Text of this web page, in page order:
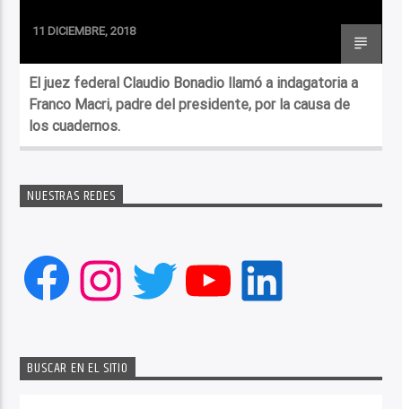
11 DICIEMBRE, 2018
El juez federal Claudio Bonadio llamó a indagatoria a
Franco Macri, padre del presidente, por la causa de
los cuadernos.
NUESTRAS REDES
Facebook
Instagram
Twitter
YouTube
LinkedIn
BUSCAR EN EL SITIO